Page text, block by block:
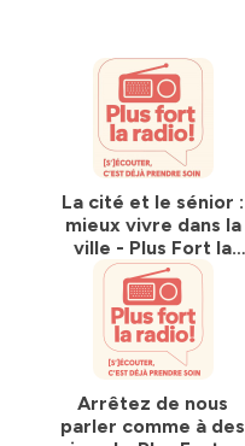
La cité et le sénior :
mieux vivre dans la
ville - Plus Fort la
Radio - emission 10
Arrêtez de nous
parler comme à des